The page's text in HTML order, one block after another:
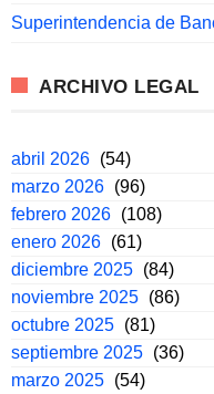
Superintendencia de
ARCHIVO LEGAL
abril 2026 (54)
marzo 2026 (96)
febrero 2026 (108)
enero 2026 (61)
diciembre 2025 (84)
noviembre 2025 (86)
octubre 2025 (81)
septiembre 2025 (36)
marzo 2025 (54)